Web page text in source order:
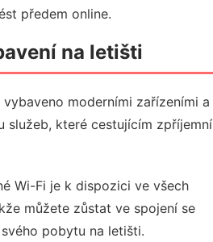
předem online.
na letišti
moderními zařízeními a
služeb, které cestujícím zpříjemní
Wi-Fi je k dispozici ve všech
můžete zůstat ve spojení se
pobytu na letišti.